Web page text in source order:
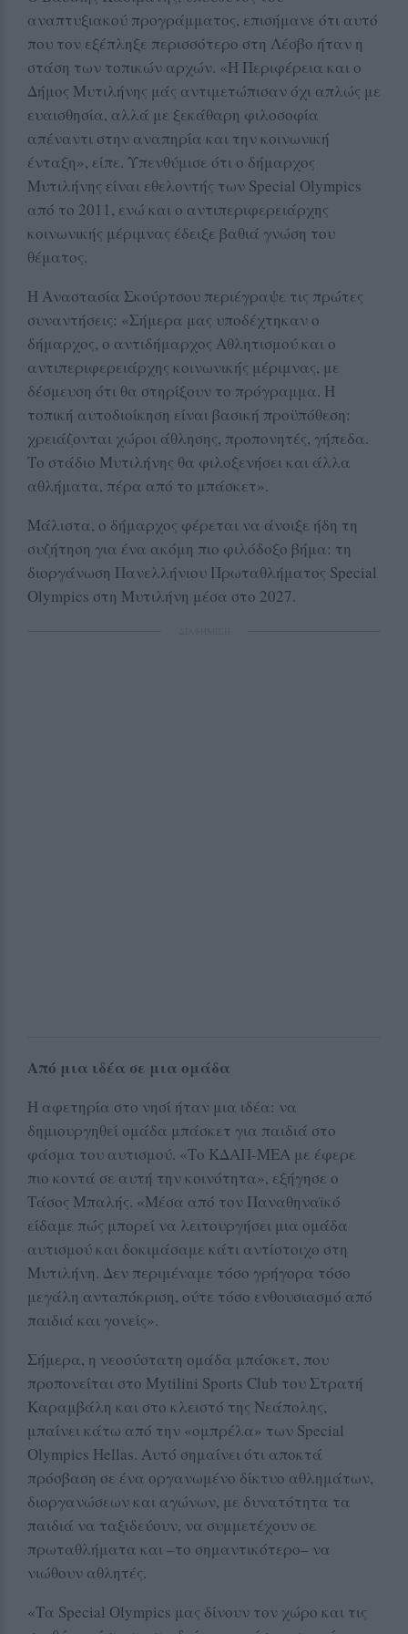
αναπτυξιακού προγράμματος, επισήμανε ότι αυτό
που τον εξέπληξε περισσότερο στη Λέσβο ήταν η
στάση των τοπικών αρχών. «Η Περιφέρεια και ο
Δήμος Μυτιλήνης μάς αντιμετώπισαν όχι απλώς με
ευαισθησία, αλλά με ξεκάθαρη φιλοσοφία
απέναντι στην αναπηρία και την κοινωνική
ένταξη», είπε. Υπενθύμισε ότι ο δήμαρχος
Μυτιλήνης είναι εθελοντής των Special Olympics
από το 2011, ενώ και ο αντιπεριφερειάρχης
κοινωνικής μέριμνας έδειξε βαθιά γνώση του
θέματος.
Η Αναστασία Σκούρτσου περιέγραψε τις πρώτες
συναντήσεις: «Σήμερα μας υποδέχτηκαν ο
δήμαρχος, ο αντιδήμαρχος Αθλητισμού και ο
αντιπεριφερειάρχης κοινωνικής μέριμνας, με
δέσμευση ότι θα στηρίξουν το πρόγραμμα. Η
τοπική αυτοδιοίκηση είναι βασική προϋπόθεση:
χρειάζονται χώροι άθλησης, προπονητές, γήπεδα.
Το στάδιο Μυτιλήνης θα φιλοξενήσει και άλλα
αθλήματα, πέρα από το μπάσκετ».
Μάλιστα, ο δήμαρχος φέρεται να άνοιξε ήδη τη
συζήτηση για ένα ακόμη πιο φιλόδοξο βήμα: τη
διοργάνωση Πανελλήνιου Πρωταθλήματος Special
Olympics στη Μυτιλήνη μέσα στο 2027.
Από μια ιδέα σε μια ομάδα
Η αφετηρία στο νησί ήταν μια ιδέα: να
δημιουργηθεί ομάδα μπάσκετ για παιδιά στο
φάσμα του αυτισμού. «Το ΚΔΑΠ-ΜΕΑ με έφερε
πιο κοντά σε αυτή την κοινότητα», εξήγησε ο
Τάσος Μπαλής. «Μέσα από τον Παναθηναϊκό
είδαμε πώς μπορεί να λειτουργήσει μια ομάδα
αυτισμού και δοκιμάσαμε κάτι αντίστοιχο στη
Μυτιλήνη. Δεν περιμέναμε τόσο γρήγορα τόσο
μεγάλη ανταπόκριση, ούτε τόσο ενθουσιασμό από
παιδιά και γονείς».
Σήμερα, η νεοσύστατη ομάδα μπάσκετ, που
προπονείται στο Mytilini Sports Club του Στρατή
Καραμβάλη και στο κλειστό της Νεάπολης,
μπαίνει κάτω από την «ομπρέλα» των Special
Olympics Hellas. Αυτό σημαίνει ότι αποκτά
πρόσβαση σε ένα οργανωμένο δίκτυο αθλημάτων,
διοργανώσεων και αγώνων, με δυνατότητα τα
παιδιά να ταξιδεύουν, να συμμετέχουν σε
πρωταθλήματα και –το σημαντικότερο– να
νιώθουν αθλητές.
«Τα Special Olympics μας δίνουν τον χώρο και τις